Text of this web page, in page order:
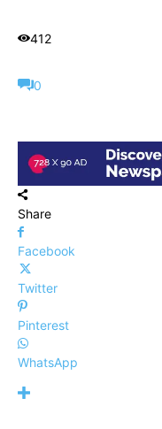
412
0
Share
Facebook
Twitter
Pinterest
WhatsApp